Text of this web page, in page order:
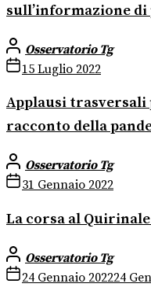
sull’informazione
Osservatorio Tg
15 Luglio 2022
Applausi
racconto della
Osservatorio Tg
31 Gennaio 2022
La corsa al
Osservatorio Tg
24 Gennaio 202224